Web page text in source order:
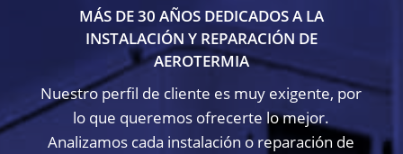
MÁS DE 30 AÑOS DEDICADOS A LA
INSTALACIÓN Y REPARACIÓN DE
AEROTERMIA
Nuestro perfil de cliente es muy exigente, por
lo que queremos ofrecerte lo mejor.
Analizamos cada instalación o reparación de